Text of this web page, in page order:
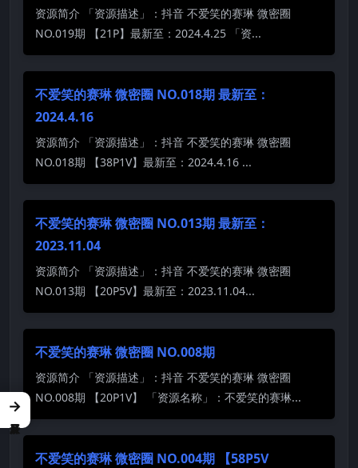
资源简介 「资源描述」：抖音 不爱笑的赛琳 微密圈
NO.019期 【21P】最新至：2024.4.25 「资...
不爱笑的赛琳 微密圈 NO.018期 最新至：
2024.4.16
资源简介 「资源描述」：抖音 不爱笑的赛琳 微密圈
NO.018期 【38P1V】最新至：2024.4.16 ...
不爱笑的赛琳 微密圈 NO.013期 最新至：
2023.11.04
资源简介 「资源描述」：抖音 不爱笑的赛琳 微密圈
NO.013期 【20P5V】最新至：2023.11.04...
不爱笑的赛琳 微密圈 NO.008期
资源简介 「资源描述」：抖音 不爱笑的赛琳 微密圈
NO.008期 【20P1V】 「资源名称」：不爱笑的赛琳...
不爱笑的赛琳 微密圈 NO.004期 【58P5V
→